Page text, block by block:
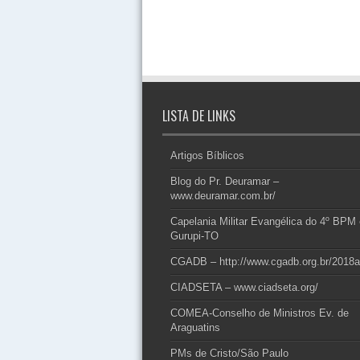
LISTA DE LINKS
Artigos Bíblicos
Blog do Pr. Deuramar –
www.deuramar.com.br/
Capelania Militar Evangélica do 4º BPM
Gurupi-TO
CGADB – http://www.cgadb.org.br/
CIADSETA – www.ciadseta.org/
COMEA-Conselho de Ministros Ev. de
Araguatins
PMs de Cristo/São Paulo